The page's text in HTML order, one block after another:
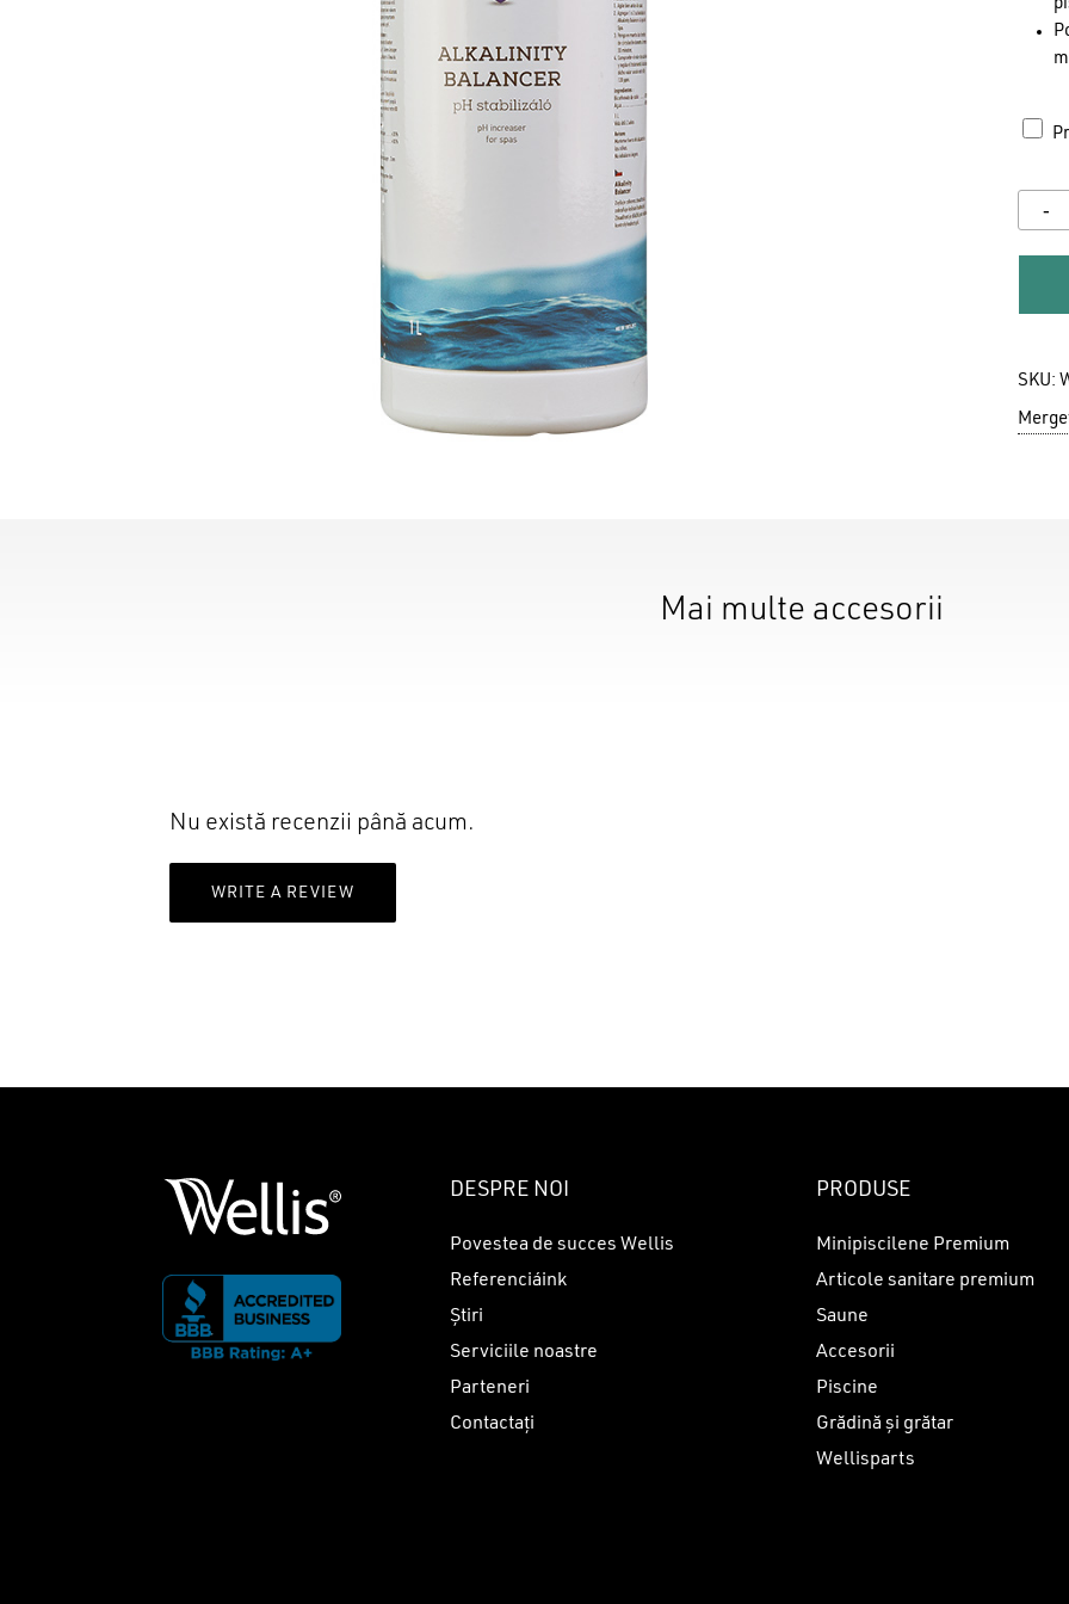
SKU:
Mai multe accesorii
Nu există recenzii până acum.
WRITE A REVIEW
DESPRE NOI
Povestea de succes Wellis
Referenciáink
Știri
Serviciile noastre
Parteneri
Contactați
PRODUSE
Minipiscilene Premium
Articole sanitare premium
Saune
Accesorii
Piscine
Grădină și grătar
Wellisparts